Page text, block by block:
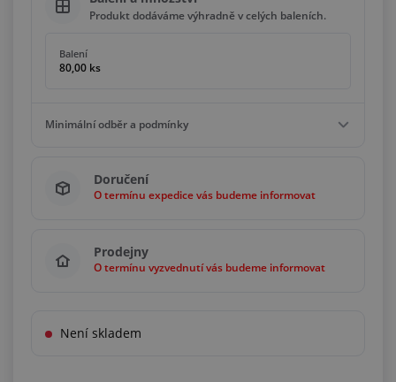
Produkt dodáváme výhradně v celých baleních.
Balení
80,00 ks
Minimální odběr a podmínky
80,00 ks
Násobky 80,00 ks
Doručení
O termínu expedice vás budeme informovat
Prodejny
O termínu vyzvednutí vás budeme informovat
Není skladem